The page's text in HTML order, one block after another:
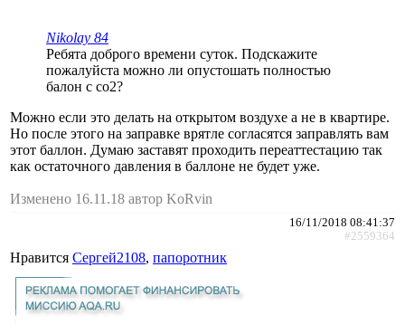
Nikolay 84
Ребята доброго времени суток. Подскажите
пожалуйста можно ли опустошать полностью
балон с co2?
Можно если это делать на открытом воздухе а не в квартире.
Но после этого на заправке врятле согласятся заправлять вам
этот баллон. Думаю заставят проходить переаттестацию так
как остаточного давления в баллоне не будет уже.
Изменено 16.11.18 автор KoRvin
16/11/2018 08:41:37
#2559364
Нравится Сергей2108, папоротник